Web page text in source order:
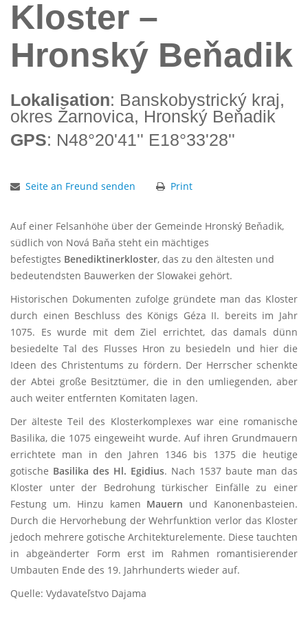
Kloster –
Hronský Beňadik
Lokalisation: Banskobystrický kraj,
okres Žarnovica, Hronský Beňadik
GPS: N48°20'41'' E18°33'28''
Seite an Freund senden Print
Auf einer Felsanhöhe über der Gemeinde Hronský Beňadik,
südlich von Nová Baňa steht ein mächtiges
befestigtes Benediktinerkloster, das zu den ältesten und
bedeutendsten Bauwerken der Slowakei gehört.
Historischen Dokumenten zufolge gründete man das Kloster
durch einen Beschluss des Königs Géza II. bereits im Jahr
1075. Es wurde mit dem Ziel errichtet, das damals dünn
besiedelte Tal des Flusses Hron zu besiedeln und hier die
Ideen des Christentums zu fördern. Der Herrscher schenkte
der Abtei große Besitztümer, die in den umliegenden, aber
auch weiter entfernten Komitaten lagen.
Der älteste Teil des Klosterkomplexes war eine romanische
Basilika, die 1075 eingeweiht wurde. Auf ihren Grundmauern
errichtete man in den Jahren 1346 bis 1375 die heutige
gotische Basilika des Hl. Egidius. Nach 1537 baute man das
Kloster unter der Bedrohung türkischer Einfälle zu einer
Festung um. Hinzu kamen Mauern und Kanonenbasteien.
Durch die Hervorhebung der Wehrfunktion verlor das Kloster
jedoch mehrere gotische Architekturelemente. Diese tauchten
in abgeänderter Form erst im Rahmen romantisierender
Umbauten Ende des 19. Jahrhunderts wieder auf.
Quelle: Vydavateľstvo Dajama